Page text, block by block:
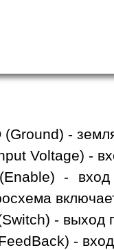
(Ground) -
Voltage) -
- вход
- выход
-